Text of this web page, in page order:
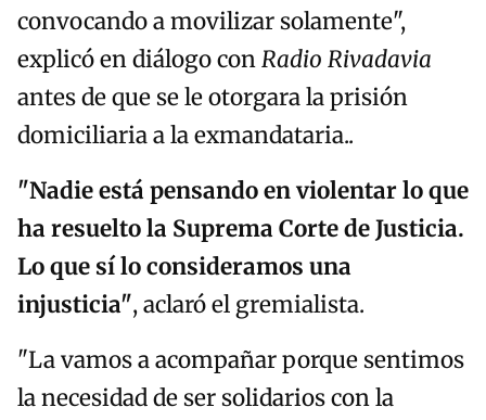
convocando a movilizar solamente",
explicó en diálogo conRadio Rivadavia
antes de que se le otorgara la prisión
domiciliaria a la exmandataria..
"Nadie está pensando en violentar lo que
ha resuelto la Suprema Corte de Justicia.
Lo que sí lo consideramos una
injusticia", aclaró el gremialista.
"La vamos a acompañar porque sentimos
la necesidad de ser solidarios con la